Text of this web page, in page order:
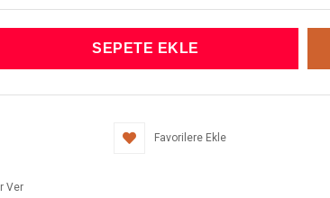
Favorilere Ekle
Ver